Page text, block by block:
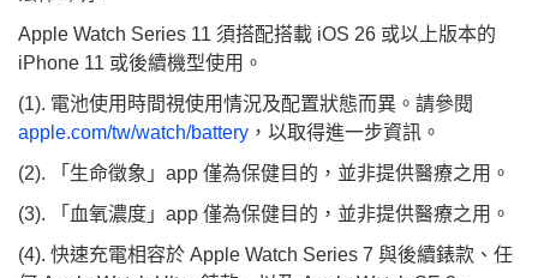
Apple Watch Series 11 須搭配搭載 iOS 26 或以上版本的
iPhone 11 或後續機型使用。
(1). 電池使用時間視使用情況及配置狀態而異。請參閱
apple.com/tw/watch/battery ，以取得進一步資訊。
(2). 「生命徵象」app 僅為保健目的，並非提供醫療之用。
(3). 「血氧濃度」app 僅為保健目的，並非提供醫療之用。
(4). 快速充電相容於 Apple Watch Series 7 與後續錶款、任